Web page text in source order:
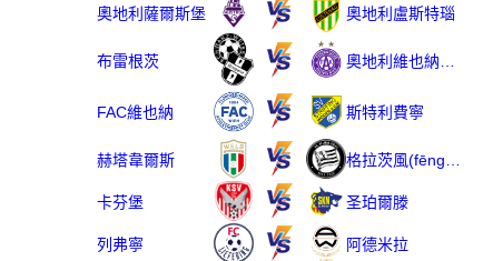
奧地利薩爾斯堡 奧地利盧斯特瑙
布雷根茨
FAC維也納 斯特利費寧
赫塔韋爾斯
卡芬堡 圣珀爾滕
列弗寧 阿德米拉